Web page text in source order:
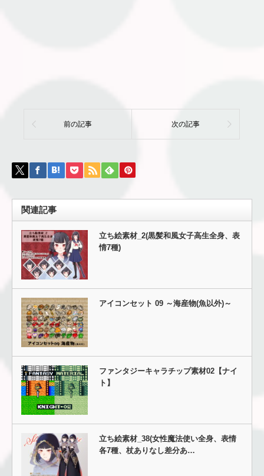
前の記事 次の記事
関連記事
立ち絵素材_2(黒髪和風女子高生全身、表
情7種)
アイコンセット 09 ～海産物(魚以外)～
ファンタジーキャラチップ素材02【ナイ
ト】
立ち絵素材_38(女性魔法使い全身、表情
各7種、杖ありなし差分あ…